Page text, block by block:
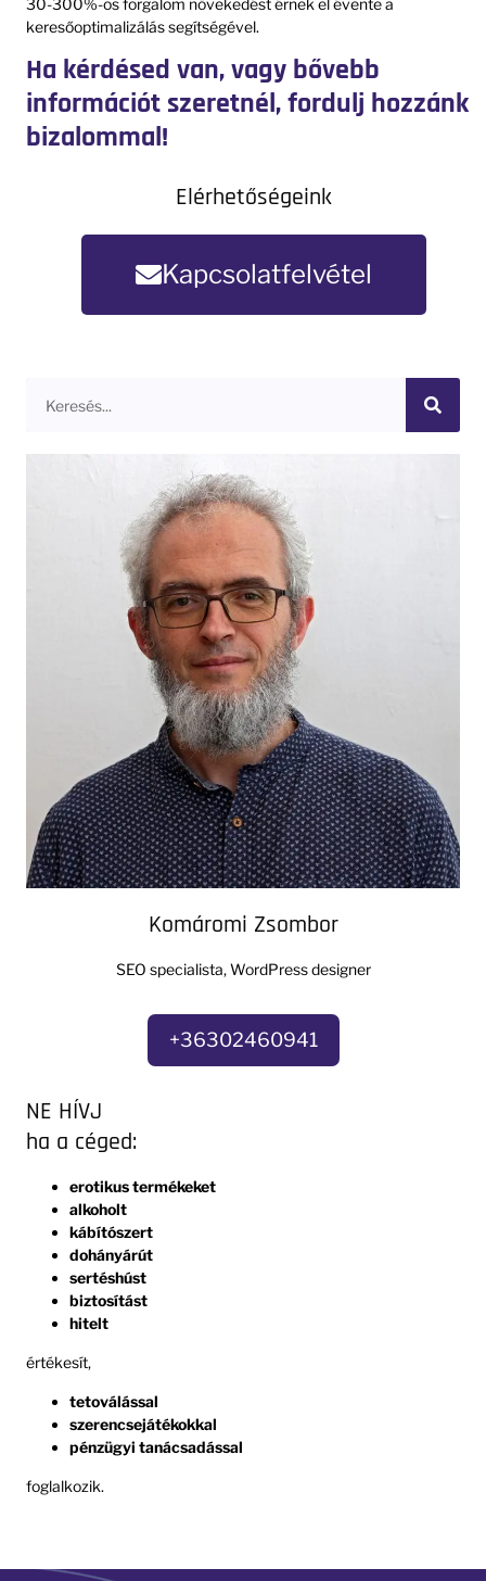
30-300%-os forgalom növekedést érnek el évente a
keresőoptimalizálás segítségével.
Ha kérdésed van, vagy bővebb
információt szeretnél, fordulj hozzánk
bizalommal!
Elérhetőségeink
Kapcsolatfelvétel
Komáromi Zsombor
SEO specialista, WordPress designer
+36302460941
NE HÍVJ
ha a céged:
erotikus termékeket
alkoholt
kábítószert
dohányárút
sertéshúst
biztosítást
hitelt
értékesít,
tetoválással
szerencsejátékokkal
pénzügyi tanácsadással
foglalkozik.